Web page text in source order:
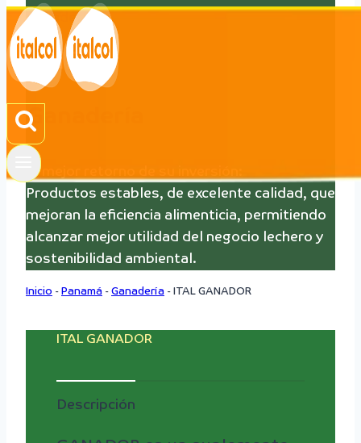
Ganadería
LÍNEA
Ganadería
El mejor retorno de su inversión:
Productos estables, de excelente calidad, que
mejoran la eficiencia alimenticia, permitiendo
alcanzar mejor utilidad del negocio lechero y
sostenibilidad ambiental.
Inicio - Panamá - Ganadería - ITAL GANADOR
ITAL GANADOR
Descripción